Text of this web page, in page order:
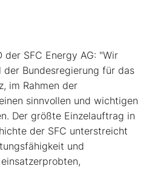
der SFC Energy AG: "Wir
der Bundesregierung für das
im Rahmen der
sinnvollen und wichtigen
Der größte Einzelauftrag in
der SFC unterstreicht
und